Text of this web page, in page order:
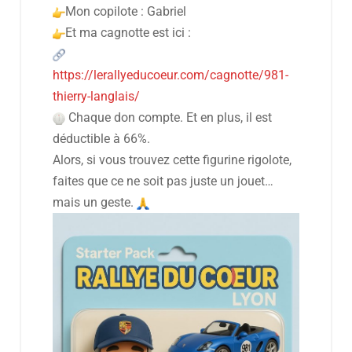
Mon copilote : Gabriel
Et ma cagnotte est ici :
https://lerallyeducoeur.com/cagnotte/981-
thierry-langlais/
Chaque don compte. Et en plus, il est
déductible à 66%.
Alors, si vous trouvez cette figurine rigolote,
faites que ce ne soit pas juste un jouet…
mais un geste.